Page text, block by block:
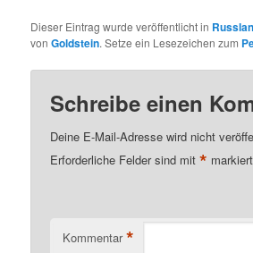
Dieser Eintrag wurde veröffentlicht in
vonGoldstein. Setze ein Lesezeichen zum
Schreibe einen
Deine E-Mail-Adresse wird nicht
Erforderliche Felder sind mit* markiert
Kommentar *